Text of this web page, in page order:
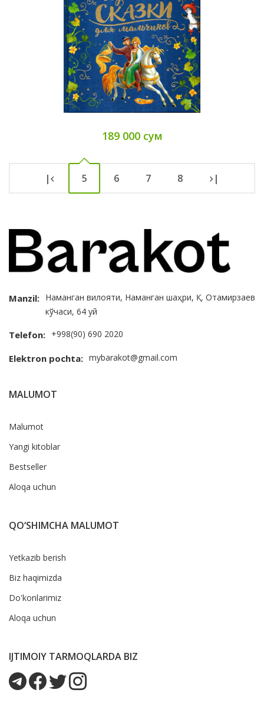
189 000 сум
| 5 6 7 8 |
Manzil: Наманган вилояти, Наманган шаҳри, Қ. Отамирзаев
кўчаси, 64 уй
Telefon: +998(90) 690 2020
Elektron pochta: mybarakot@gmail.com
MALUMOT
Malumot
Yangi kitoblar
Bestseller
Aloqa uchun
QO‘SHIMCHA MALUMOT
Yetkazib berish
Biz haqimizda
Do'konlarimiz
Aloqa uchun
IJTIMOIY TARMOQLARDA BIZ